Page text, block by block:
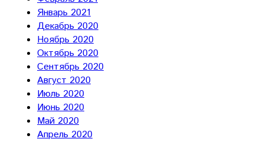
Январь 2021
Декабрь 2020
Ноябрь 2020
Октябрь 2020
Сентябрь 2020
Август 2020
Июль 2020
Июнь 2020
Май 2020
Апрель 2020